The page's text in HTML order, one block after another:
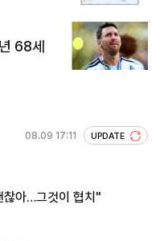
68세
08.09 17:11 UPDATE
아…그것이 협치"